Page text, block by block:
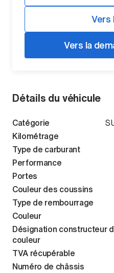
Détails du véhicule
Catégorie
Kilométrage
Type de carburant
Performance
Portes
Couleur des coussins
Type de rembourrage
Couleur
Désignation constructeur
couleur
TVA récupérable
Numéro de châssis
Vers
Vers la